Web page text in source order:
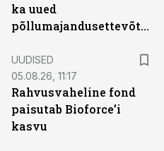
ka uued
põllumajandusettevõtted
UUDISED
05.08.26, 11:17
Rahvusvaheline fond
paisutab Bioforce’i
kasvu